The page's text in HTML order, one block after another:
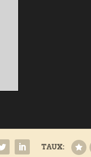
TAUX: